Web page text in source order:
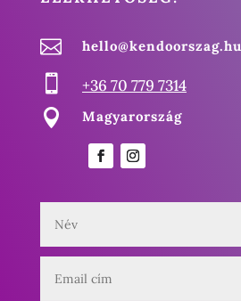
 hello@kendoorszag.hu
 +36 70 779 7314
 Magyarország